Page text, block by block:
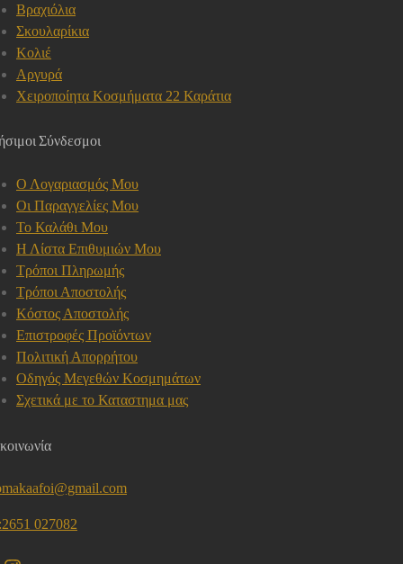
Βραχιόλια
Σκουλαρίκια
Κολιέ
Αργυρά
Χειροποίητα Κοσμήματα 22 Καράτια
Σύνδεσμοι
Ο Λογαριασμός Μου
Οι Παραγγελίες Μου
Το Καλάθι Μου
Η Λίστα Επιθυμιών Μου
Τρόποι Πληρωμής
Τρόποι Αποστολής
Κόστος Αποστολής
Επιστροφές Προϊόντων
Πολιτική Απορρήτου
Οδηγός Μεγεθών Κοσμημάτων
Σχετικά με το Καταστημα μας
027082